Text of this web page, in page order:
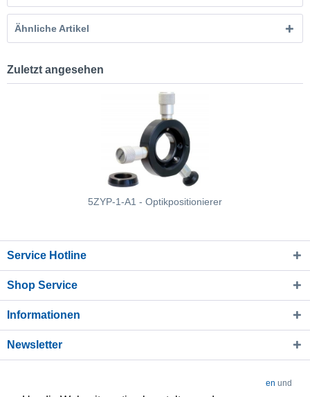
Ähnliche Artikel
Zuletzt angesehen
5ZYP-1-A1 - Optikpositionierer
Service Hotline
Shop Service
Informationen
Newsletter
Versandkosten und